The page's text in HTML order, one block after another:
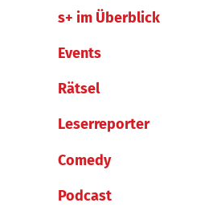
s+ im Überblick
Events
Rätsel
Leserreporter
Comedy
Podcast